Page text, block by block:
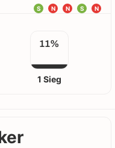
N
S
N
N
S
11%
1 Sieg